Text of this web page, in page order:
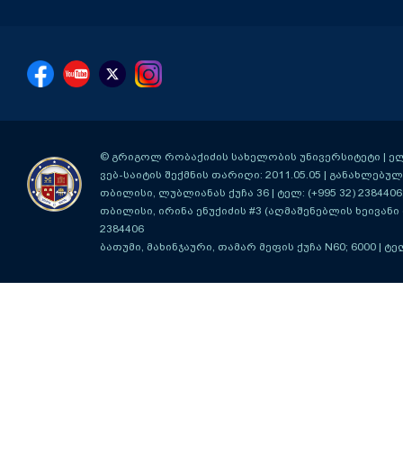
© გრიგოლ რობაქიძის სახელობის უნივერსიტეტი |
ვებ-საიტის შექმნის თარიღი: 2011.05.05 |
თბილისი, ლუბლიანას ქუჩა 36 | ტელ: (+995 32)
თბილისი, ირინა ენუქიძის #3 (აღმაშენებლის ხეივანი
2384406
ბათუმი, მახინჯაური, თამარ მეფის ქუჩა N60; 6000 |